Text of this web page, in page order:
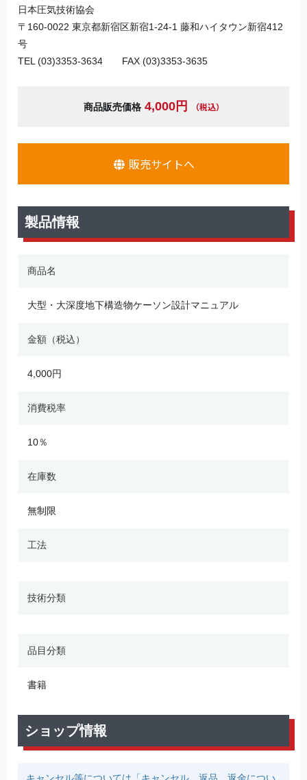
日本圧気技術協会
〒160-0022 東京都新宿区新宿1-24-1 藤和ハイタウン新宿412
号
TEL (03)3353-3634 FAX (03)3353-3635
商品販売価格4,000円 （税込）
販売サイトへ
製品情報
商品名
大型・大深度地下構造物ケーソン設計マニュアル
金額（税込）
4,000円
消費税率
10％
在庫数
無制限
工法
技術分類
品目分類
書籍
ショップ情報